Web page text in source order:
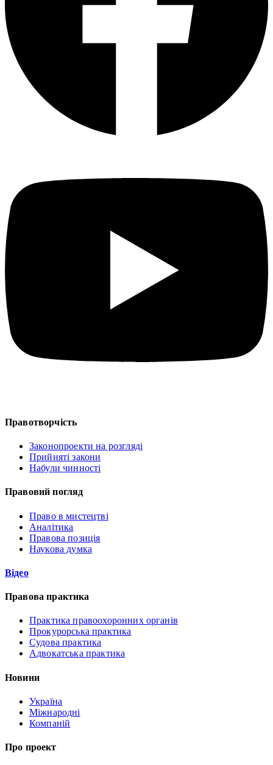
Правотворчість
Законопроекти на розгляді
Прийняті закони
Набули чинності
Правовий погляд
Право в мистецтві
Аналітика
Правова позиція
Наукова думка
Відео
Правова практика
Практика правоохоронних органів
Прокурорська практика
Судова практика
Адвокатська практика
Новини
Україна
Міжнародні
Компаній
Про проект